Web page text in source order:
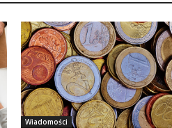
Wiadomości